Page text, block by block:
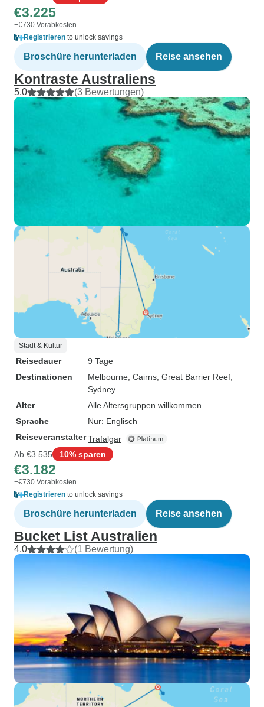
€3.225
+€730 Vorabkosten
Registrieren to unlock savings
Broschüre herunterladen Reise ansehen
Kontraste Australiens
5,0 (3 Bewertungen)
Stadt & Kultur
Reisedauer
9 Tage
Destinationen
Melbourne , Cairns , Great Barrier Reef
Sydney
Alter
Alle Altersgruppen willkommen
Sprache
Nur: Englisch
ReiseveranstalterTrafalgar
Ab €3.535 10% sparen
€3.182
+€730 Vorabkosten
Registrieren to unlock savings
Broschüre herunterladen Reise ansehen
Bucket List Australien
4,0 (1 Bewertung)